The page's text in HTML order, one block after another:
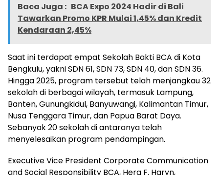
Baca Juga : BCA Expo 2024 Hadir di Bali
Tawarkan Promo KPR Mulai 1,45% dan Kredit
Kendaraan 2,45%
Saat ini terdapat empat Sekolah Bakti BCA di Kota
Bengkulu, yakni SDN 61, SDN 73, SDN 40, dan SDN 36.
Hingga 2025, program tersebut telah menjangkau 32
sekolah di berbagai wilayah, termasuk Lampung,
Banten, Gunungkidul, Banyuwangi, Kalimantan Timur,
Nusa Tenggara Timur, dan Papua Barat Daya.
Sebanyak 20 sekolah di antaranya telah
menyelesaikan program pendampingan.
Executive Vice President Corporate Communication
and Social Responsibility BCA, Hera F. Haryn,